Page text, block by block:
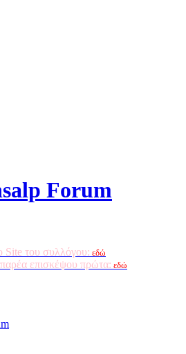
Site του συλλόγου: εδώ
επισκέψου πρώτα: εδώ